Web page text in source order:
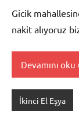
Gicik
nakit alıyoruz
Devamını oku
İkinci El Eşya